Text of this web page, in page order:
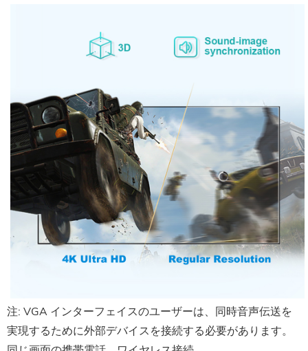
注: VGA インターフェイスのユーザーは、同時音声伝送を
実現するために外部デバイスを接続する必要があります。